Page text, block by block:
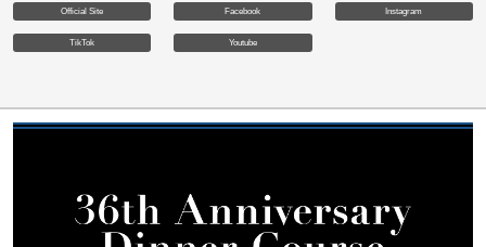
Official Site Facebook Instagram
TikTok Youtube